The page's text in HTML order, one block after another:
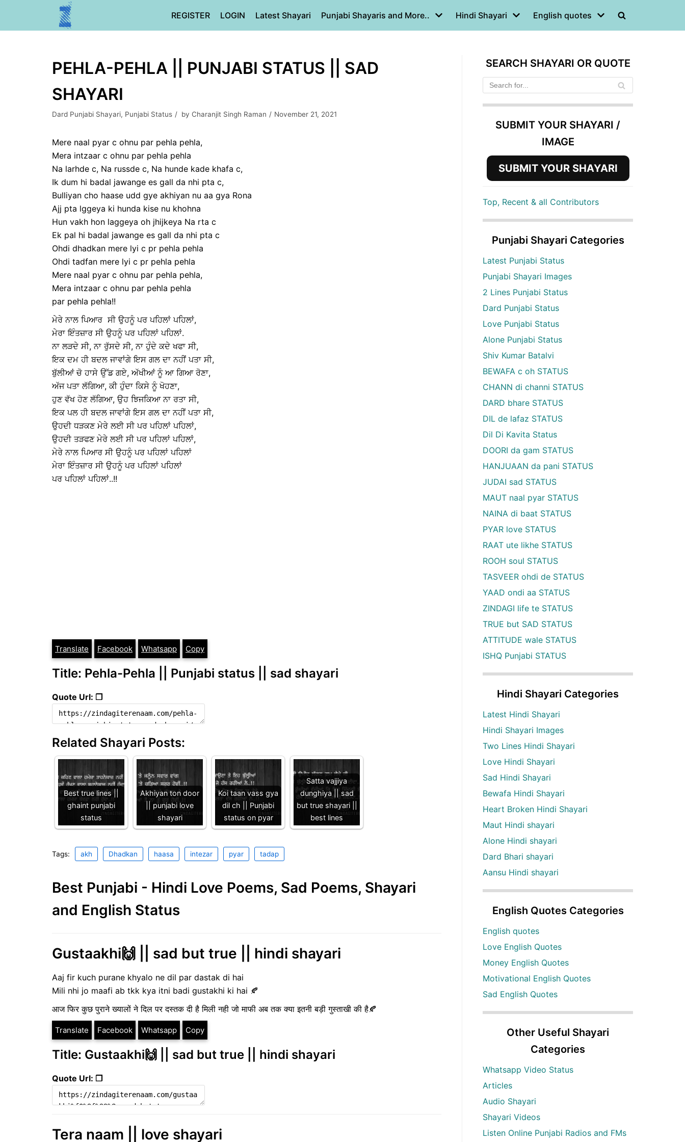
REGISTER LOGIN Latest Shayari Punjabi Shayaris and More.. Hindi Shayari English quotes
PEHLA-PEHLA || PUNJABI STATUS || SAD
SHAYARI
Dard Punjabi Shayari, Punjabi Status by Charanjit Singh Raman November 21, 2021
Mere naal pyar c ohnu par pehla pehla,
Mera intzaar c ohnu par pehla pehla
Na larhde c, Na russde c, Na hunde kade khafa c,
Ik dum hi badal jawange es gall da nhi pta c,
Bulliyan cho haase udd gye akhiyan nu aa gya Rona
Ajj pta lggeya ki hunda kise nu khohna
Hun vakh hon laggeya oh jhijkeya Na rta c
Ek pal hi badal jawange es gall da nhi pta c
Ohdi dhadkan mere lyi c pr pehla pehla
Ohdi tadfan mere lyi c pr pehla pehla
Mere naal pyar c ohnu par pehla pehla,
Mera intzaar c ohnu par pehla pehla
par pehla pehla!!
ਮੇਰੇ ਨਾਲ ਪਿਆਰ ਸੀ ਉਹਨੂੰ ਪਰ ਪਹਿਲਾਂ ਪਹਿਲਾਂ,
ਮੇਰਾ ਇੰਤਜ਼ਾਰ ਸੀ ਉਹਨੂੰ ਪਰ ਪਹਿਲਾਂ ਪਹਿਲਾਂ.
ਨਾ ਲੜਦੇ ਸੀ, ਨਾ ਰੁੱਸਦੇ ਸੀ, ਨਾ ਹੁੰਦੇ ਕਦੇ ਖਫਾ ਸੀ,
ਇਕ ਦਮ ਹੀ ਬਦਲ ਜਾਵਾਂਗੇ ਇਸ ਗਲ ਦਾ ਨਹੀਂ ਪਤਾ ਸੀ,
ਬੁੱਲੀਆਂ ਚੋ ਹਾਸੇ ਉੱਡ ਗਏ, ਅੱਖੀਆਂ ਨੂੰ ਆ ਗਿਆ ਰੋਣਾ,
ਅੱਜ ਪਤਾ ਲੱਗਿਆ, ਕੀ ਹੁੰਦਾ ਕਿਸੇ ਨੂੰ ਖੋਹਣਾ,
ਹੁਣ ਵੱਖ ਹੋਣ ਲੱਗਿਆ, ਉਹ ਝਿਜਕਿਆ ਨਾ ਰਤਾ ਸੀ,
ਇਕ ਪਲ ਹੀ ਬਦਲ ਜਾਵਾਂਗੇ ਇਸ ਗਲ ਦਾ ਨਹੀਂ ਪਤਾ ਸੀ,
ਉਹਦੀ ਧੜਕਣ ਮੇਰੇ ਲਈ ਸੀ ਪਰ ਪਹਿਲਾਂ ਪਹਿਲਾਂ,
ਉਹਦੀ ਤੜਫਣ ਮੇਰੇ ਲਈ ਸੀ ਪਰ ਪਹਿਲਾਂ ਪਹਿਲਾਂ,
ਮੇਰੇ ਨਾਲ ਪਿਆਰ ਸੀ ਉਹਨੂੰ ਪਰ ਪਹਿਲਾਂ ਪਹਿਲਾਂ
ਮੇਰਾ ਇੰਤਜ਼ਾਰ ਸੀ ਉਹਨੂੰ ਪਰ ਪਹਿਲਾਂ ਪਹਿਲਾਂ
ਪਰ ਪਹਿਲਾਂ ਪਹਿਲਾਂ..!!
Translate Facebook Whatsapp Copy
Title: Pehla-Pehla || Punjabi status || sad shayari
Quote Url: ❐
Related Shayari Posts:
Best true lines ||
ghaint punjabi
status
Akhiyan ton door
|| punjabi love
shayari
Koi taan vass gya
dil ch || Punjabi
status on pyar
Satta vajjiya
dunghiya || sad
but true shayari ||
best lines
Tags: akh Dhadkan haasa intezar pyar tadap
Best Punjabi - Hindi Love Poems, Sad Poems, Shayari
and English Status
Gustaakhi🙌 || sad but true || hindi shayari
Aaj fir kuch purane khyalo ne dil par dastak di hai
Mili nhi jo maafi ab tkk kya itni badi gustakhi ki hai 🍂
आज फिर कुछ पुराने ख्यालों ने दिल पर दस्तक दी है मिली नही जो माफी अब तक क्या इतनी बड़ी गुस्ताखी की है🍂
Translate Facebook Whatsapp Copy
Title: Gustaakhi🙌 || sad but true || hindi shayari
Quote Url: ❐
Tera naam || love shayari
SEARCH SHAYARI OR QUOTE
SUBMIT YOUR SHAYARI /
IMAGE
SUBMIT YOUR SHAYARI
Top, Recent & all Contributors
Punjabi Shayari Categories
Latest Punjabi Status
Punjabi Shayari Images
2 Lines Punjabi Status
Dard Punjabi Status
Love Punjabi Status
Alone Punjabi Status
Shiv Kumar Batalvi
BEWAFA c oh STATUS
CHANN di channi STATUS
DARD bhare STATUS
DIL de lafaz STATUS
Dil Di Kavita Status
DOORI da gam STATUS
HANJUAAN da pani STATUS
JUDAI sad STATUS
MAUT naal pyar STATUS
NAINA di baat STATUS
PYAR love STATUS
RAAT ute likhe STATUS
ROOH soul STATUS
TASVEER ohdi de STATUS
YAAD ondi aa STATUS
ZINDAGI life te STATUS
TRUE but SAD STATUS
ATTITUDE wale STATUS
ISHQ Punjabi STATUS
Hindi Shayari Categories
Latest Hindi Shayari
Hindi Shayari Images
Two Lines Hindi Shayari
Love Hindi Shayari
Sad Hindi Shayari
Bewafa Hindi Shayari
Heart Broken Hindi Shayari
Maut Hindi shayari
Alone Hindi shayari
Dard Bhari shayari
Aansu Hindi shayari
English Quotes Categories
English quotes
Love English Quotes
Money English Quotes
Motivational English Quotes
Sad English Quotes
Other Useful Shayari
Categories
Whatsapp Video Status
Articles
Audio Shayari
Shayari Videos
Listen Online Punjabi Radios and FMs